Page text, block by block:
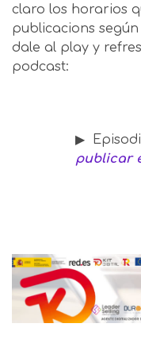
claro los horarios
publicacions según
dale al play y
podcast:
▶
publicar